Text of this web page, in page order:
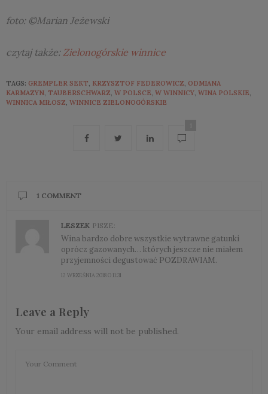
foto: ©Marian Jeżewski
czytaj także: Zielonogórskie winnice
TAGS: GREMPLER SEKT, KRZYSZTOF FEDEROWICZ, ODMIANA
KARMAZYN, TAUBERSCHWARZ, W POLSCE, W WINNICY, WINA POLSKIE,
WINNICA MIŁOSZ, WINNICE ZIELONOGÓRSKIE
1 COMMENT
LESZEK PISZE:
12 WRZEŚNIA 2018 O 11:31
Wina bardzo dobre wszystkie wytrawne gatunki
oprócz gazowanych… których jeszcze nie miałem
przyjemności degustować POZDRAWIAM.
Leave a Reply
Your email address will not be published.